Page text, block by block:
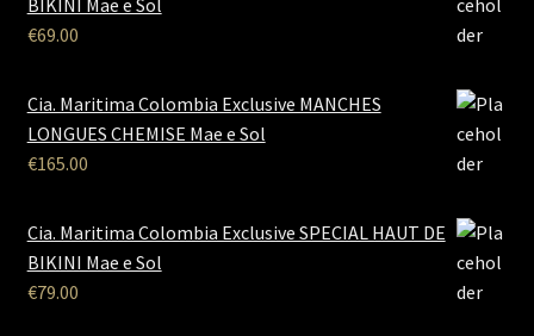
€69.00
Cia. Maritima Colombia Exclusive MANCHES
LONGUES CHEMISE Mae e Sol
€165.00
Cia. Maritima Colombia Exclusive SPECIAL HAUT DE
BIKINI Mae e Sol
€79.00